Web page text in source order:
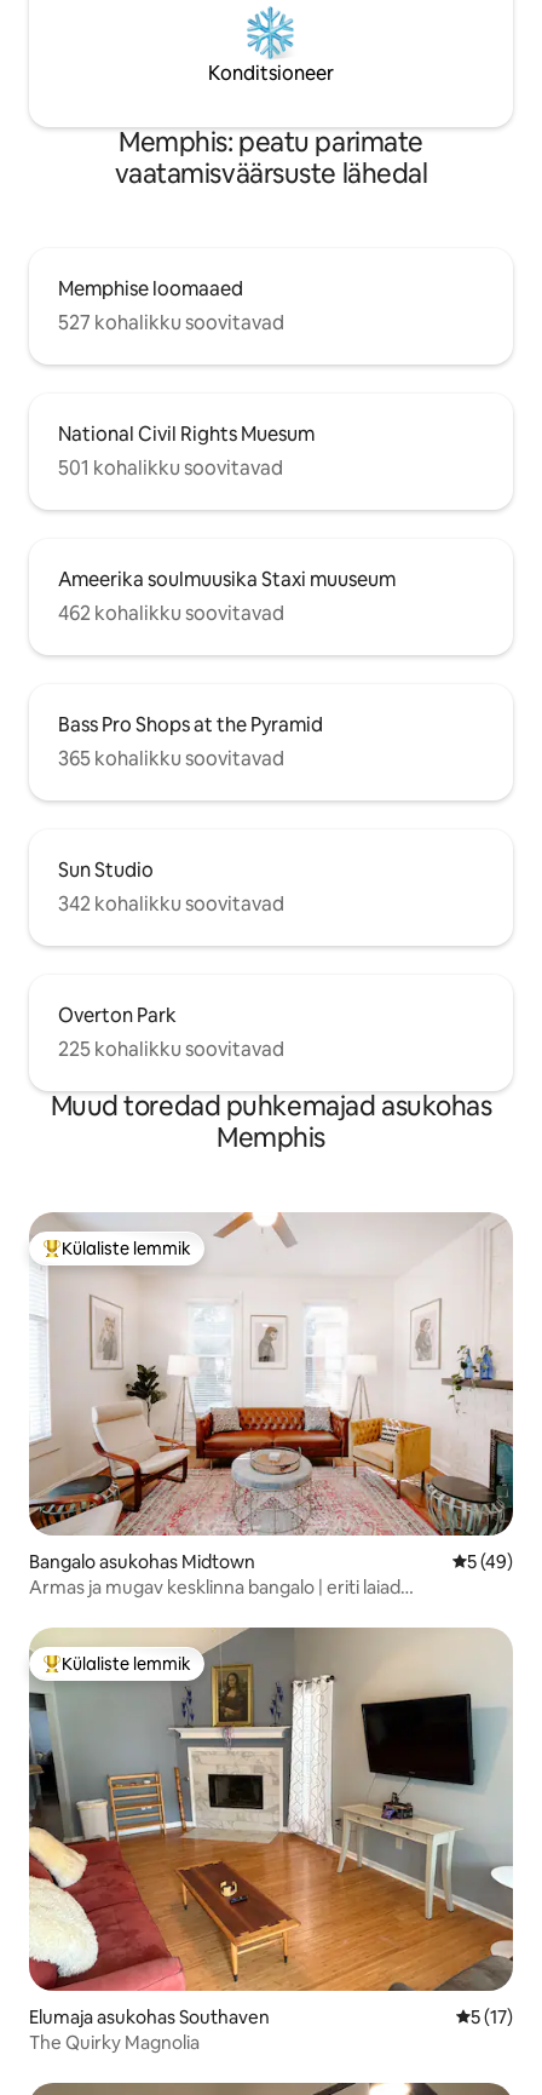
Konditsioneer
Memphis: peatu parimate
vaatamisväärsuste lähedal
Memphise loomaaed
527 kohalikku soovitavad
National Civil Rights Muesum
501 kohalikku soovitavad
Ameerika soulmuusika Staxi muuseum
462 kohalikku soovitavad
Bass Pro Shops at the Pyramid
365 kohalikku soovitavad
Sun Studio
342 kohalikku soovitavad
Overton Park
225 kohalikku soovitavad
Muud toredad puhkemajad asukohas
Memphis
Külaliste suur lemmik
Külaliste lemmik
Bangalo asukohas Midtown Keskmine
5 (49)
Armas ja mugav kesklinna bangalo | eriti laiad
Külaliste suur lemmik
Külaliste lemmik
Elumaja asukohas Southaven
5 (17)
The Quirky Magnolia